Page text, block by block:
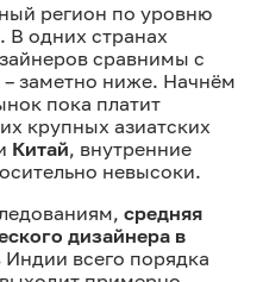
регион по уровню
В одних странах
сравнимы с
заметно ниже. Начнём
пока платит
крупных азиатских
Китай, внутренние
невысоки.
средняя
дизайнера в
Индии всего порядка